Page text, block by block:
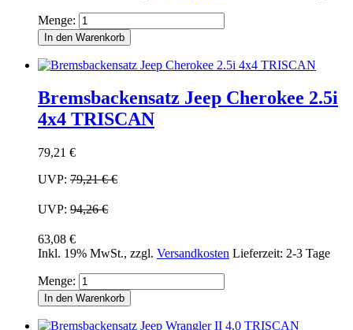
Menge:
In den Warenkorb
Bremsbackensatz Jeep Cherokee 2.5i
4x4 TRISCAN
79,21 €
UVP: 79,21 €€
UVP: 94,26 €
63,08 €
Inkl. 19% MwSt., zzgl. Versandkosten Lieferzeit: 2-3 Tage
Menge:
In den Warenkorb